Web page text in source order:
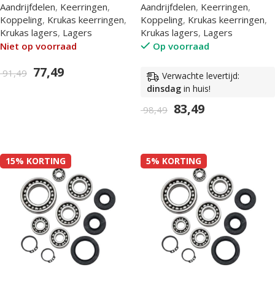
Aandrijfdelen, Keerringen,
Koppeling, Krukas keerringen,
Krukas lagers, Lagers
Niet op voorraad
91,49 77,49
Aandrijfdelen, Keerringen,
Koppeling, Krukas keerringen,
Krukas lagers, Lagers
Op voorraad
Verwachte levertijd:
dinsdag in huis!
98,49 83,49
15% KORTING 5% KORTING